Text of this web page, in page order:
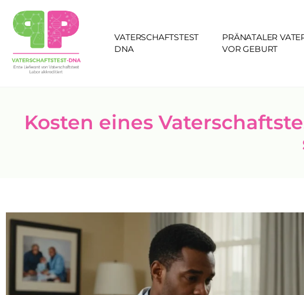
VATERSCHAFTSTEST
DNA
PRÄNATALER
VOR GEBURT
Kosten eines